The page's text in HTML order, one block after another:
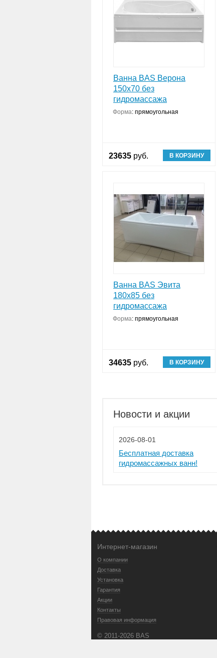
Ванна BAS Верона
150х70 без
гидромассажа
Форма: прямоугольная
23635 руб. В КОРЗИНУ
Ванна BAS Эвита
180х85 без
гидромассажа
Форма: прямоугольная
34635 руб. В КОРЗИНУ
Новости и акции
2026-08-01
Бесплатная доставка
гидромассажных ванн!
Интернет-магазин
О компании
Доставка
Установка
Гарантия
Акции
Контакты
Правовая информация
© 2011-2026 BAS